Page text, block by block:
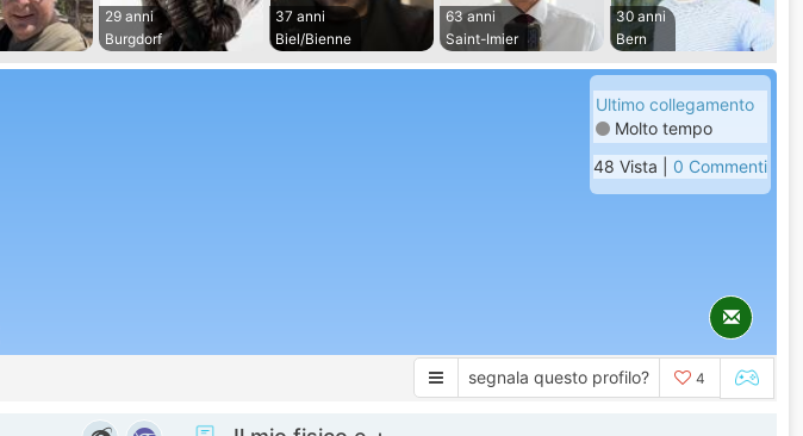
29 anni
Burgdorf
37 anni
Biel/Bienne
63 anni
Saint-Imier
30 anni
Bern
Ultimo collegamento
Molto tempo
48 Vista | 0 Commenti
segnala questo profilo? 4